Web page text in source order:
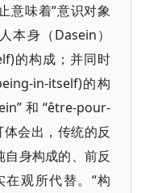
意味着“意识对象
本身（Dasein）
的构成；并同时
in-itself)的构
和“être-pour-
会出，传统的反
身构成的、前反
观所代替。“构